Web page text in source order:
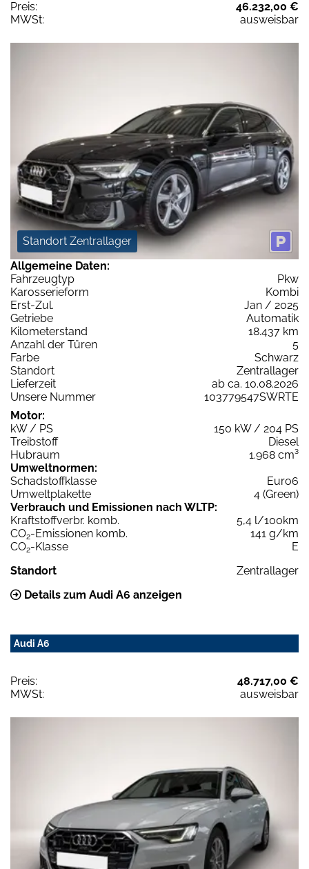
Preis:
46.232,00 €
MWSt:
ausweisbar
Standort Zentrallager
Allgemeine Daten:
Fahrzeugtyp
Pkw
Karosserieform
Kombi
Erst-Zul.
Jan / 2025
Getriebe
Automatik
Kilometerstand
18.437 km
Anzahl der Türen
5
Farbe
Schwarz
Standort
Zentrallager
Lieferzeit
ab ca. 10.08.2026
Unsere Nummer
103779547SWRTE
Motor:
kW / PS
150 kW / 204 PS
Treibstoff
Diesel
Hubraum
1.968 cm³
Umweltnormen:
Schadstoffklasse
Euro6
Umweltplakette
4 (Green)
Verbrauch und Emissionen nach WLTP:
Kraftstoffverbr. komb.
5,4 l/100km
CO2-Emissionen komb.
141 g/km
CO2-Klasse
E
Standort
Zentrallager
Details zum Audi A6 anzeigen
Audi A6
Preis:
48.717,00 €
MWSt:
ausweisbar